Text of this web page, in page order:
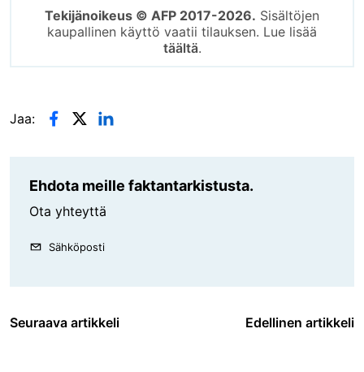
Tekijänoikeus © AFP 2017-2026. Sisältöjen
kaupallinen käyttö vaatii tilauksen. Lue lisää
täältä.
Jaa:
Ehdota meille faktantarkistusta.
Ota yhteyttä
Sähköposti
Seuraava artikkeli Edellinen artikkeli